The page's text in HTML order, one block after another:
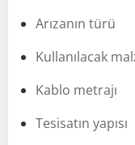
Arızanın türü
Kullanılacak
Kablo metrajı
Tesisatın yapısı